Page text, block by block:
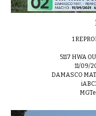
1
5117 HWA
11/09/
DAMASCO